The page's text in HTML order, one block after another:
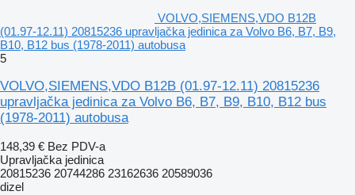
VOLVO,SIEMENS,VDO B12B
(01.97-12.11) 20815236 upravljačka jedinica za Volvo B6, B7, B9,
B10, B12 bus (1978-2011) autobusa
5
VOLVO,SIEMENS,VDO B12B (01.97-12.11) 20815236
upravljačka jedinica za Volvo B6, B7, B9, B10, B12 bus
(1978-2011) autobusa
148,39 € Bez PDV-a
Upravljačka jedinica
20815236 20744286 23162636 20589036
dizel